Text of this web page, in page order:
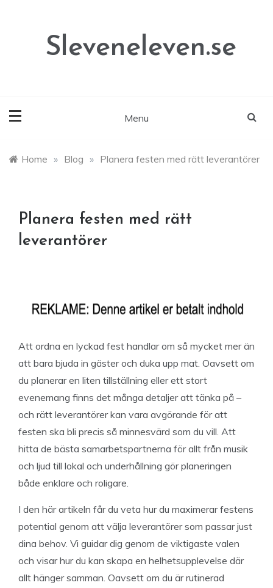
Sleveneleven.se
Menu
Home » Blog » Planera festen med rätt leverantörer
Planera festen med rätt
leverantörer
Att ordna en lyckad fest handlar om så mycket mer än
att bara bjuda in gäster och duka upp mat. Oavsett om
du planerar en liten tillställning eller ett stort
evenemang finns det många detaljer att tänka på –
och rätt leverantörer kan vara avgörande för att
festen ska bli precis så minnesvärd som du vill. Att
hitta de bästa samarbetspartnerna för allt från musik
och ljud till lokal och underhållning gör planeringen
både enklare och roligare.
I den här artikeln får du veta hur du maximerar festens
potential genom att välja leverantörer som passar just
dina behov. Vi guidar dig genom de viktigaste valen
och visar hur du kan skapa en helhetsupplevelse där
allt hänger samman. Oavsett om du är rutinerad